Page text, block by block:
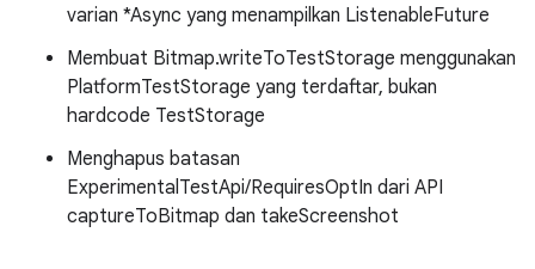
varian *Async yang menampilkan ListenableFuture
Membuat Bitmap.writeToTestStorage menggunakan
PlatformTestStorage yang terdaftar, bukan
hardcode TestStorage
Menghapus batasan
ExperimentalTestApi/RequiresOptIn dari API
captureToBitmap dan takeScreenshot